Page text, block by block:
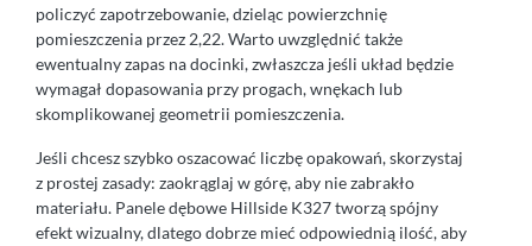
policzyć zapotrzebowanie, dzieląc powierzchnię
pomieszczenia przez 2,22. Warto uwzględnić także
ewentualny zapas na docinki, zwłaszcza jeśli układ będzie
wymagał dopasowania przy progach, wnękach lub
skomplikowanej geometrii pomieszczenia.
Jeśli chcesz szybko oszacować liczbę opakowań, skorzystaj
z prostej zasady: zaokrąglaj w górę, aby nie zabrakło
materiału. Panele dębowe Hillside K327 tworzą spójny
efekt wizualny, dlatego dobrze mieć odpowiednią ilość, aby